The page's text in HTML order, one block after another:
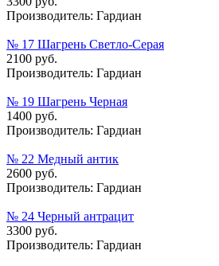
Производитель: Гардиан
№ 17 Шагрень Светло-Серая
2100 руб.
Производитель: Гардиан
№ 19 Шагрень Черная
1400 руб.
Производитель: Гардиан
№ 22 Медный антик
2600 руб.
Производитель: Гардиан
№ 24 Черный антрацит
3300 руб.
Производитель: Гардиан